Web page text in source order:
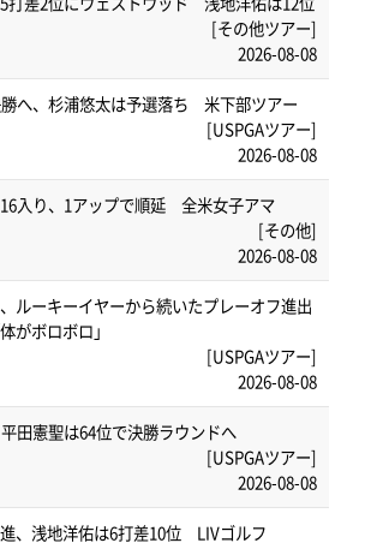
[その他ツアー]
2026-08-08
へ、杉浦悠太は予選落ち 米下部ツアー
[USPGAツアー]
2026-08-08
入り、1アップで順延 全米女子アマ
[その他]
2026-08-08
ルーキーイヤーから続いたプレーオフ進出
がボロボロ」
[USPGAツアー]
2026-08-08
田憲聖は64位で決勝ラウンドへ
[USPGAツアー]
2026-08-08
、浅地洋佑は6打差10位 LIVゴルフ